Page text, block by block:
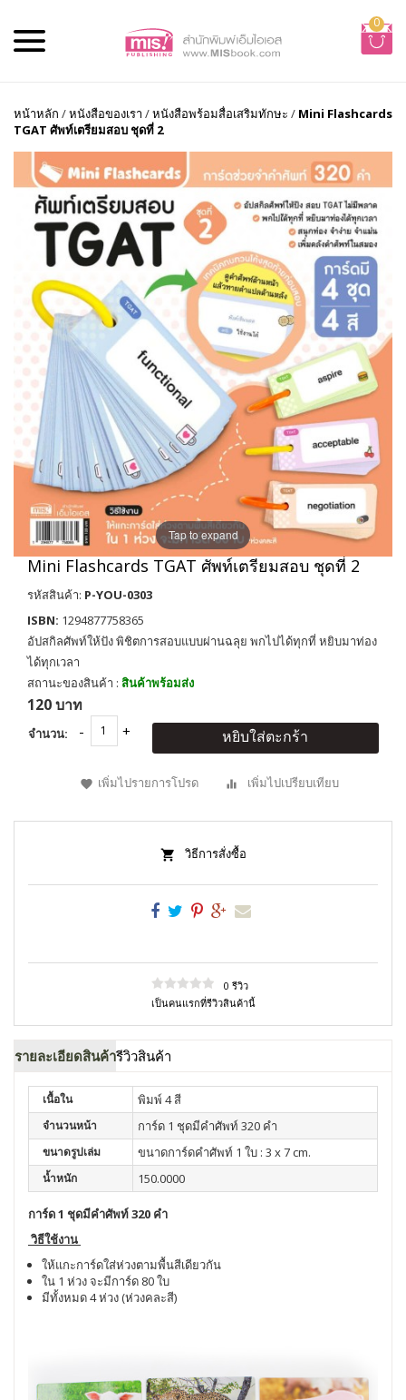
0
หน้าหลัก /หนังสือของเรา /หนังสือพร้อมสื่อเสริมทักษะ / Mini Flashcards
TGAT ศัพท์เตรียมสอบ ชุดที่ 2
Tap to expand
Mini Flashcards TGAT ศัพท์เตรียมสอบ ชุดที่ 2
รหัสสินค้า: P-YOU-0303
ISBN: 1294877758365
อัปสกิลศัพท์ให้ปัง พิชิตการสอบแบบผ่านฉลุย พกไปได้ทุกที่ หยิบมาท่อง
ได้ทุกเวลา
สถานะของสินค้า : สินค้าพร้อมส่ง
120 บาท
จำนวน: หยิบใส่ตะกร้า
เพิ่มไปรายการโปรด เพิ่มไปเปรียบเทียบ
วิธีการสั่งซื้อ
0 รีวิว
เป็นคนแรกที่รีวิวสินค้านี้
รายละเอียดสินค้ารีวิวสินค้า
เนื้อใน พิมพ์ 4 สี
จำนวนหน้า การ์ด 1 ชุดมีคำศัพท์ 320 คำ
ขนาดรูปเล่ม ขนาดการ์ดคำศัพท์ 1 ใบ : 3 x 7 cm.
น้ำหนัก 150.0000
การ์ด 1 ชุดมีคำศัพท์ 320 คำ
วิธีใช้งาน
ให้แกะการ์ดใส่ห่วงตามพื้นสีเดียวกัน
ใน 1 ห่วง จะมีการ์ด 80 ใบ
มีทั้งหมด 4 ห่วง (ห่วงคละสี)